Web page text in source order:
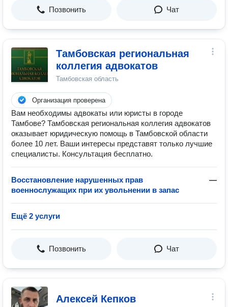
Позвонить Чат
Тамбовская региональная
коллегия адвокатов
Тамбовская область
Организация проверена
Вам необходимы адвокаты или юристы в городе
Тамбове? Тамбовская региональная коллегия адвокатов
оказывает юридическую помощь в Тамбовской области
более 10 лет. Ваши интересы представят только лучшие
специалисты. Консультация бесплатно.
Восстановление нарушенных прав
военнослужащих при их увольнении в запас
—
Ещё 2 услуги
Позвонить Чат
Алексей Кепков